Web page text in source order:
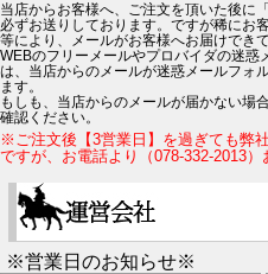
当店からお客様へ、ご注文を頂いた後に
必ずお送りしております。ですが稀にお
等により、メールがお客様へお届けでき
WEBのフリーメールやプロバイダの迷
は、当店からのメールが迷惑メールフォ
ます。
もしも、当店からのメールが届かない場
確認ください。
※ご注文後【3営業日】を過ぎても弊
ですが、お電話より（078-332-2013）
※営業日のお知らせ※